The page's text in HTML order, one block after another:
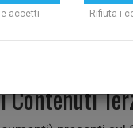
responsabilità
la propria
accetti Rifiuta i